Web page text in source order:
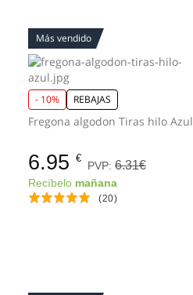
Más vendido
- 10% REBAJAS
Fregona algodon Tiras hilo Azul
6.95 €
PVP:6.31€
Recíbelo mañana
(20)